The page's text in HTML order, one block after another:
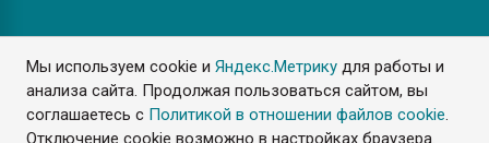
Мы используем cookie иЯндекс.Метрику для работы и
анализа сайта. Продолжая пользоваться сайтом, вы
соглашаетесь с Политикой в отношении файлов cookie.
Отключение cookie возможно в настройках браузера.
ПластЭксперт © 2006. Все права защищены
Разрешается копирование материалов сайта с обязательной
ссылкой на www.e-plastic.ru
Разработка сайта